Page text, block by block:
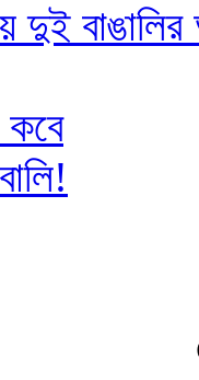
দুই
কবে